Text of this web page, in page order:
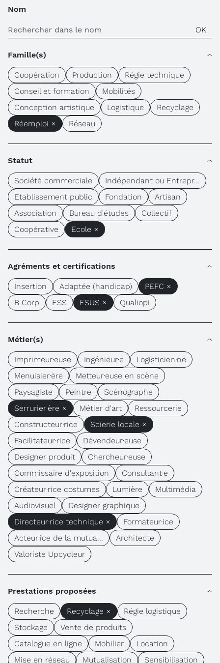
Nom
Famille(s)
Coopération Production
Régie technique
Conseil et formation
Mobilités
Conception artistique
Logistique
Recyclage
Réemploi ×
Réseau
Statut
Société commerciale
Indépendant ou Entrepr...
Etablissement public
Fondation
Artisan
Association
Bureau d'études
Collectif
Coopérative
Ecole ×
Agréments et certifications
Insertion Adaptée (handicap)
PEFC ×
B Corp
ESS ESUS × Qualiopi
Métier(s)
Imprimeur·euse Ingénieur·e
Logisticien·ne
Menuisier·ère
Metteur·euse en scène
Paysagiste
Peintre
Scénographe
Serrurier·ère ×
Métier d'art
Ressourcerie
Constructeur·rice
Scierie locale ×
Facilitateur·rice
Dévendeur·euse
Designer produit
Chercheur·euse
Commissaire d'exposition
Consultant·e
Créateur·rice costumes
Lumière
Multimédia
Audiovisuel
Designer graphique
Directeur·rice technique ×
Formateur·ice
Acteur·ice de la mutua...
Architecte
Valoriste Upcycleur
Prestations proposées
Recherche Recyclage ×
Régie logistique
Stockage
Vente de produits
Catalogue en ligne
Mobilier
Location
Mise en réseau
Mutualisation Sensibilisation